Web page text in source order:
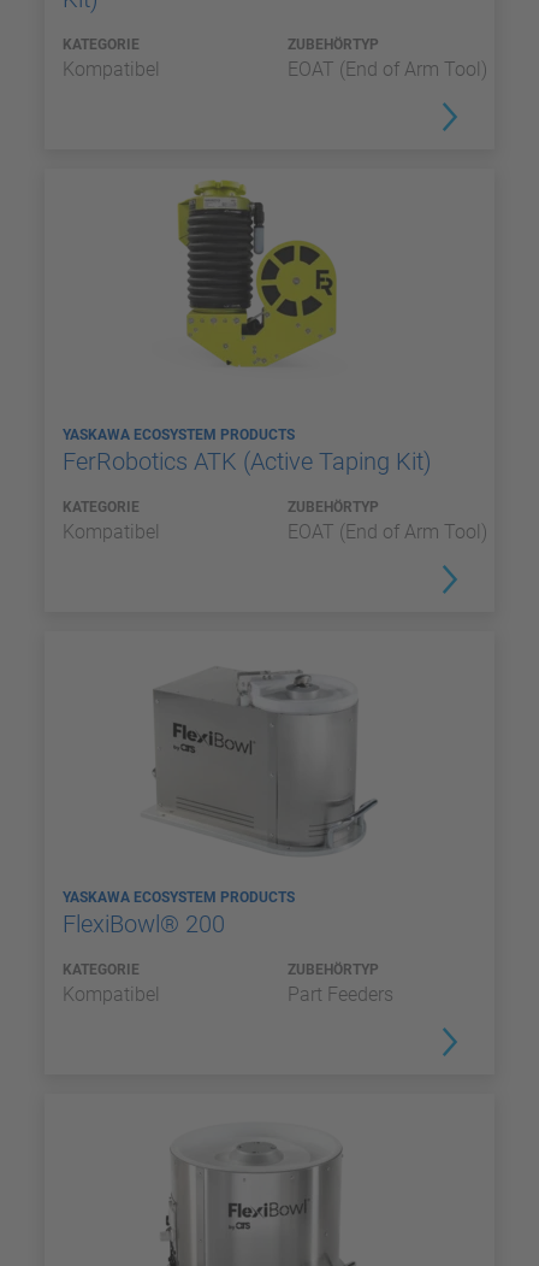
KATEGORIE
Kompatibel
ZUBEHÖRTYP
EOAT (End of Arm Tool)
YASKAWA ECOSYSTEM PRODUCTS
FerRobotics ATK (Active Taping Kit)
KATEGORIE
Kompatibel
ZUBEHÖRTYP
EOAT (End of Arm Tool)
YASKAWA ECOSYSTEM PRODUCTS
FlexiBowl® 200
KATEGORIE
Kompatibel
ZUBEHÖRTYP
Part Feeders